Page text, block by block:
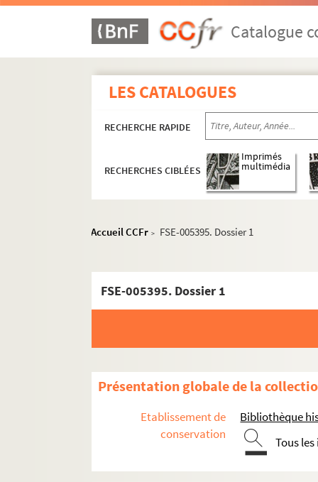
Catalogue
LES CATALOGUES
RECHERCHE RAPIDE
RECHERCHES CIBLÉES
Imprimés
multimédia
Accueil CCFr > FSE-005395. Dossier 1
FSE-005395. Dossier 1
Présentation globale de la
Etablissement de
conservation
Bibliothèque
Tous
Macabiès, Jean
Macé, Henri
Mahé, Patrick
Maire, Jean-Michel
Malécot, Jacqueline
Malmassari
FSE-005377. Mamert, Jean
Manevy, Alain
Mannoni, Eugène
Marcabru, Pierre
8-FSE-000266. Marche,
Marie, Marie-Cécile
Marin la Meslée, Valérie
FSE-005387. Marot, François